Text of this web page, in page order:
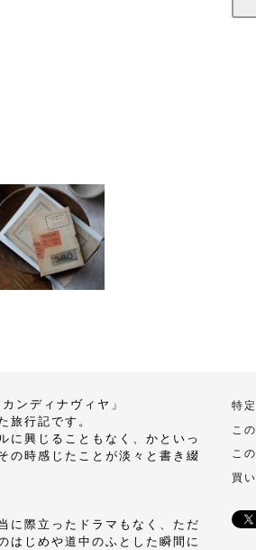
ンディナヴィヤ」
旅行記です。
に興じることもなく、かといっ
の時感じたことが淡々と書き綴
に際立ったドラマもなく、ただ
はじめや道中のふとした瞬間に
特
こ
こ
買